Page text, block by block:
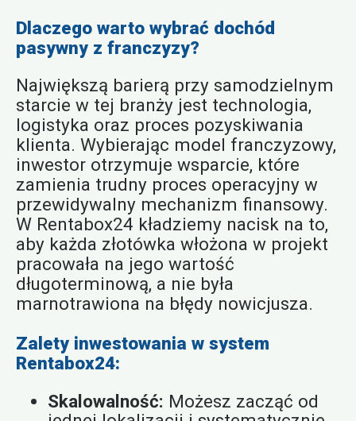
Dlaczego warto wybrać dochód
pasywny z franczyzy?
Największą barierą przy samodzielnym
starcie w tej branży jest technologia,
logistyka oraz proces pozyskiwania
klienta. Wybierając model franczyzowy,
inwestor otrzymuje wsparcie, które
zamienia trudny proces operacyjny w
przewidywalny mechanizm finansowy.
W Rentabox24 kładziemy nacisk na to,
aby każda złotówka włożona w projekt
pracowała na jego wartość
długoterminową, a nie była
marnotrawiona na błędy nowicjusza.
Zalety inwestowania w system
Rentabox24:
Skalowalność: Możesz zacząć od